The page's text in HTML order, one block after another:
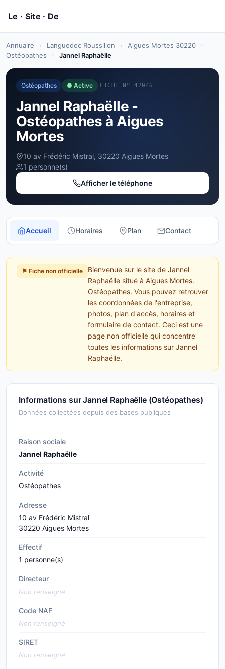
Annuaire › Languedoc Roussillon › Aigues Mortes 30220
›
Ostéopathes
› Jannel Raphaëlle
Ostéopathes ● Active FICHE Nº 42046
Jannel Raphaëlle -
Ostéopathes à Aigues
Mortes
10 av Frédéric Mistral, 30220 Aigues Mortes
1 personne(s)
Afficher le téléphone
Accueil Horaires Plan Contact
⚑ Fiche non officielle
Bienvenue sur le site de Jannel
Raphaëlle situé à Aigues Mortes.
Ostéopathes. Vous pouvez retrouver
les coordonnées de l'entreprise,
photos, plan d'accès, horaires et
formulaire de contact. Ceci est une
page non officielle qui concentre
toutes les informations sur Jannel
Raphaëlle.
Informations sur Jannel Raphaëlle (Ostéopathes)
Données collectées depuis des bases publiques
Raison sociale
Jannel Raphaëlle
Activité
Ostéopathes
Adresse
10 av Frédéric Mistral
30220 Aigues Mortes
Effectif
1 personne(s)
Directeur
Non renseigné
Code NAF
Non renseigné
SIRET
Non renseigné